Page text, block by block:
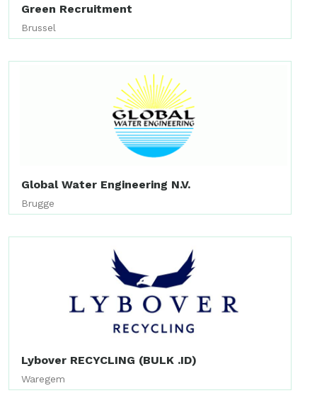
Green Recruitment
Brussel
Global Water Engineering N.V.
Brugge
Lybover RECYCLING (BULK .ID)
Waregem